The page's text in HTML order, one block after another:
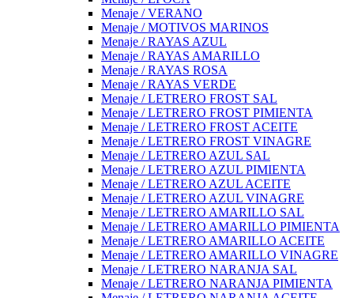
Menaje / VERANO
Menaje / MOTIVOS MARINOS
Menaje / RAYAS AZUL
Menaje / RAYAS AMARILLO
Menaje / RAYAS ROSA
Menaje / RAYAS VERDE
Menaje / LETRERO FROST SAL
Menaje / LETRERO FROST PIMIENTA
Menaje / LETRERO FROST ACEITE
Menaje / LETRERO FROST VINAGRE
Menaje / LETRERO AZUL SAL
Menaje / LETRERO AZUL PIMIENTA
Menaje / LETRERO AZUL ACEITE
Menaje / LETRERO AZUL VINAGRE
Menaje / LETRERO AMARILLO SAL
Menaje / LETRERO AMARILLO PIMIENTA
Menaje / LETRERO AMARILLO ACEITE
Menaje / LETRERO AMARILLO VINAGRE
Menaje / LETRERO NARANJA SAL
Menaje / LETRERO NARANJA PIMIENTA